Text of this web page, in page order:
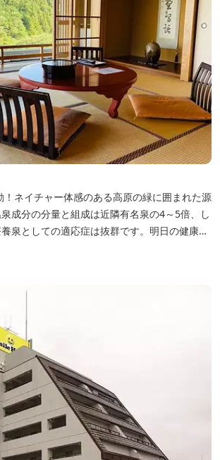
ネイチャー体感のある高原の緑に囲まれた源
成分の分量と組成は近隣有名泉の4～5倍、し
泉としての適応症は抜群です。明日の健康
日帰り入浴もお気軽にお立ち寄り下さい。 熱
にオープン！ぜひご利用ください。